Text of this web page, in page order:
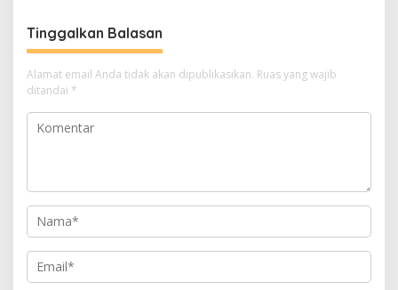
Tinggalkan Balasan
Alamat email Anda tidak akan dipublikasikan. Ruas yang wajib
ditandai *